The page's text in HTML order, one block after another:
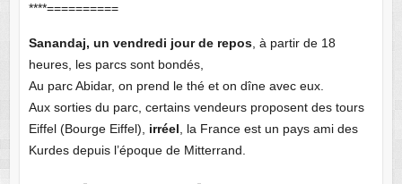
****==========
Sanandaj, un vendredi jour de repos, à partir de 18
heures, les parcs sont bondés,
Au parc Abidar, on prend le thé et on dîne avec eux.
Aux sorties du parc, certains vendeurs proposent des tours
Eiffel (Bourge Eiffel), irréel, la France est un pays ami des
Kurdes depuis l’époque de Mitterrand.